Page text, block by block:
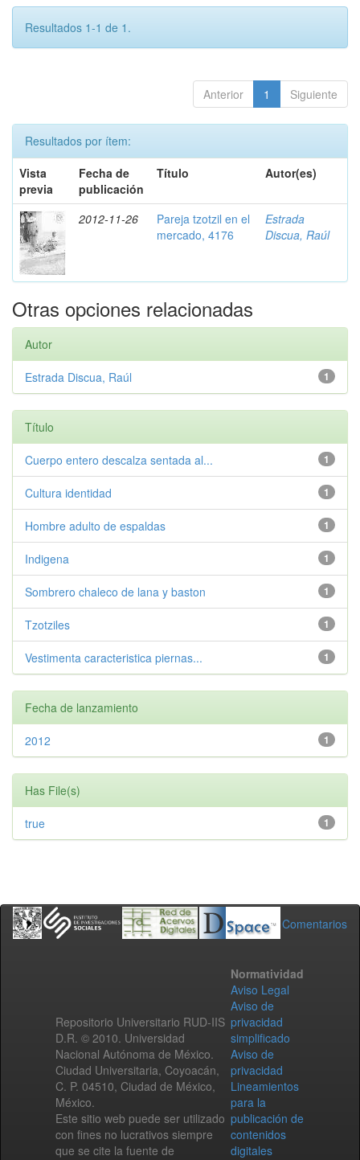
Resultados 1-1 de 1.
Anterior 1 Siguiente
Resultados por ítem:
Vista
previa
Fecha de
publicación
Título Autor(es)
2012-11-26
Pareja tzotzil en el
mercado, 4176
Estrada
Discua, Raúl
Otras opciones relacionadas
Autor
1
Estrada Discua, Raúl
Título
1
Cuerpo entero descalza sentada al...
1
Cultura identidad
1
Hombre adulto de espaldas
1
Indigena
1
Sombrero chaleco de lana y baston
1
Tzotziles
1
Vestimenta caracteristica piernas...
Fecha de lanzamiento
1
2012
Has File(s)
1
true
Comentarios
Repositorio Universitario RUD-IIS
D.R. © 2010. Universidad
Nacional Autónoma de México.
Ciudad Universitaria, Coyoacán,
C. P. 04510, Ciudad de México,
México.
Este sitio web puede ser utilizado
con fines no lucrativos siempre
que se cite la fuente de
Normatividad
Aviso Legal
Aviso de
privacidad
simplificado
Aviso de
privacidad
Lineamientos
para la
publicación de
contenidos
digitales